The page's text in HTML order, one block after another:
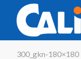
300_gkn-180×180